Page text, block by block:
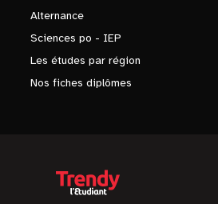
Alternance
Sciences po - IEP
Les études par région
Nos fiches diplômes